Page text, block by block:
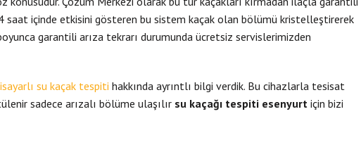
saat içinde etkisini gösteren bu sistem kaçak olan bölümü kristelleştirerek
garantili arıza tekrarı durumunda ücretsiz servislerimizden
su kaçak tespiti hakkında ayrıntlı bilgi verdik. Bu cihazlarla tesisat
sadece arızalı bölüme ulaşılır su kaçağı tespiti esenyurt için bizi